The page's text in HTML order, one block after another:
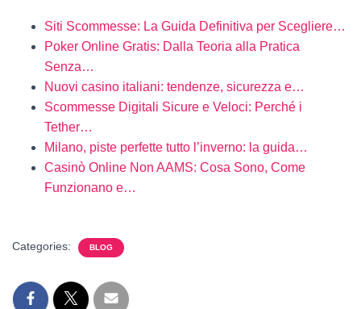
Siti Scommesse: La Guida Definitiva per Scegliere…
Poker Online Gratis: Dalla Teoria alla Pratica
Senza…
Nuovi casino italiani: tendenze, sicurezza e…
Scommesse Digitali Sicure e Veloci: Perché i
Tether…
Milano, piste perfette tutto l’inverno: la guida…
Casinò Online Non AAMS: Cosa Sono, Come
Funzionano e…
Categories: BLOG